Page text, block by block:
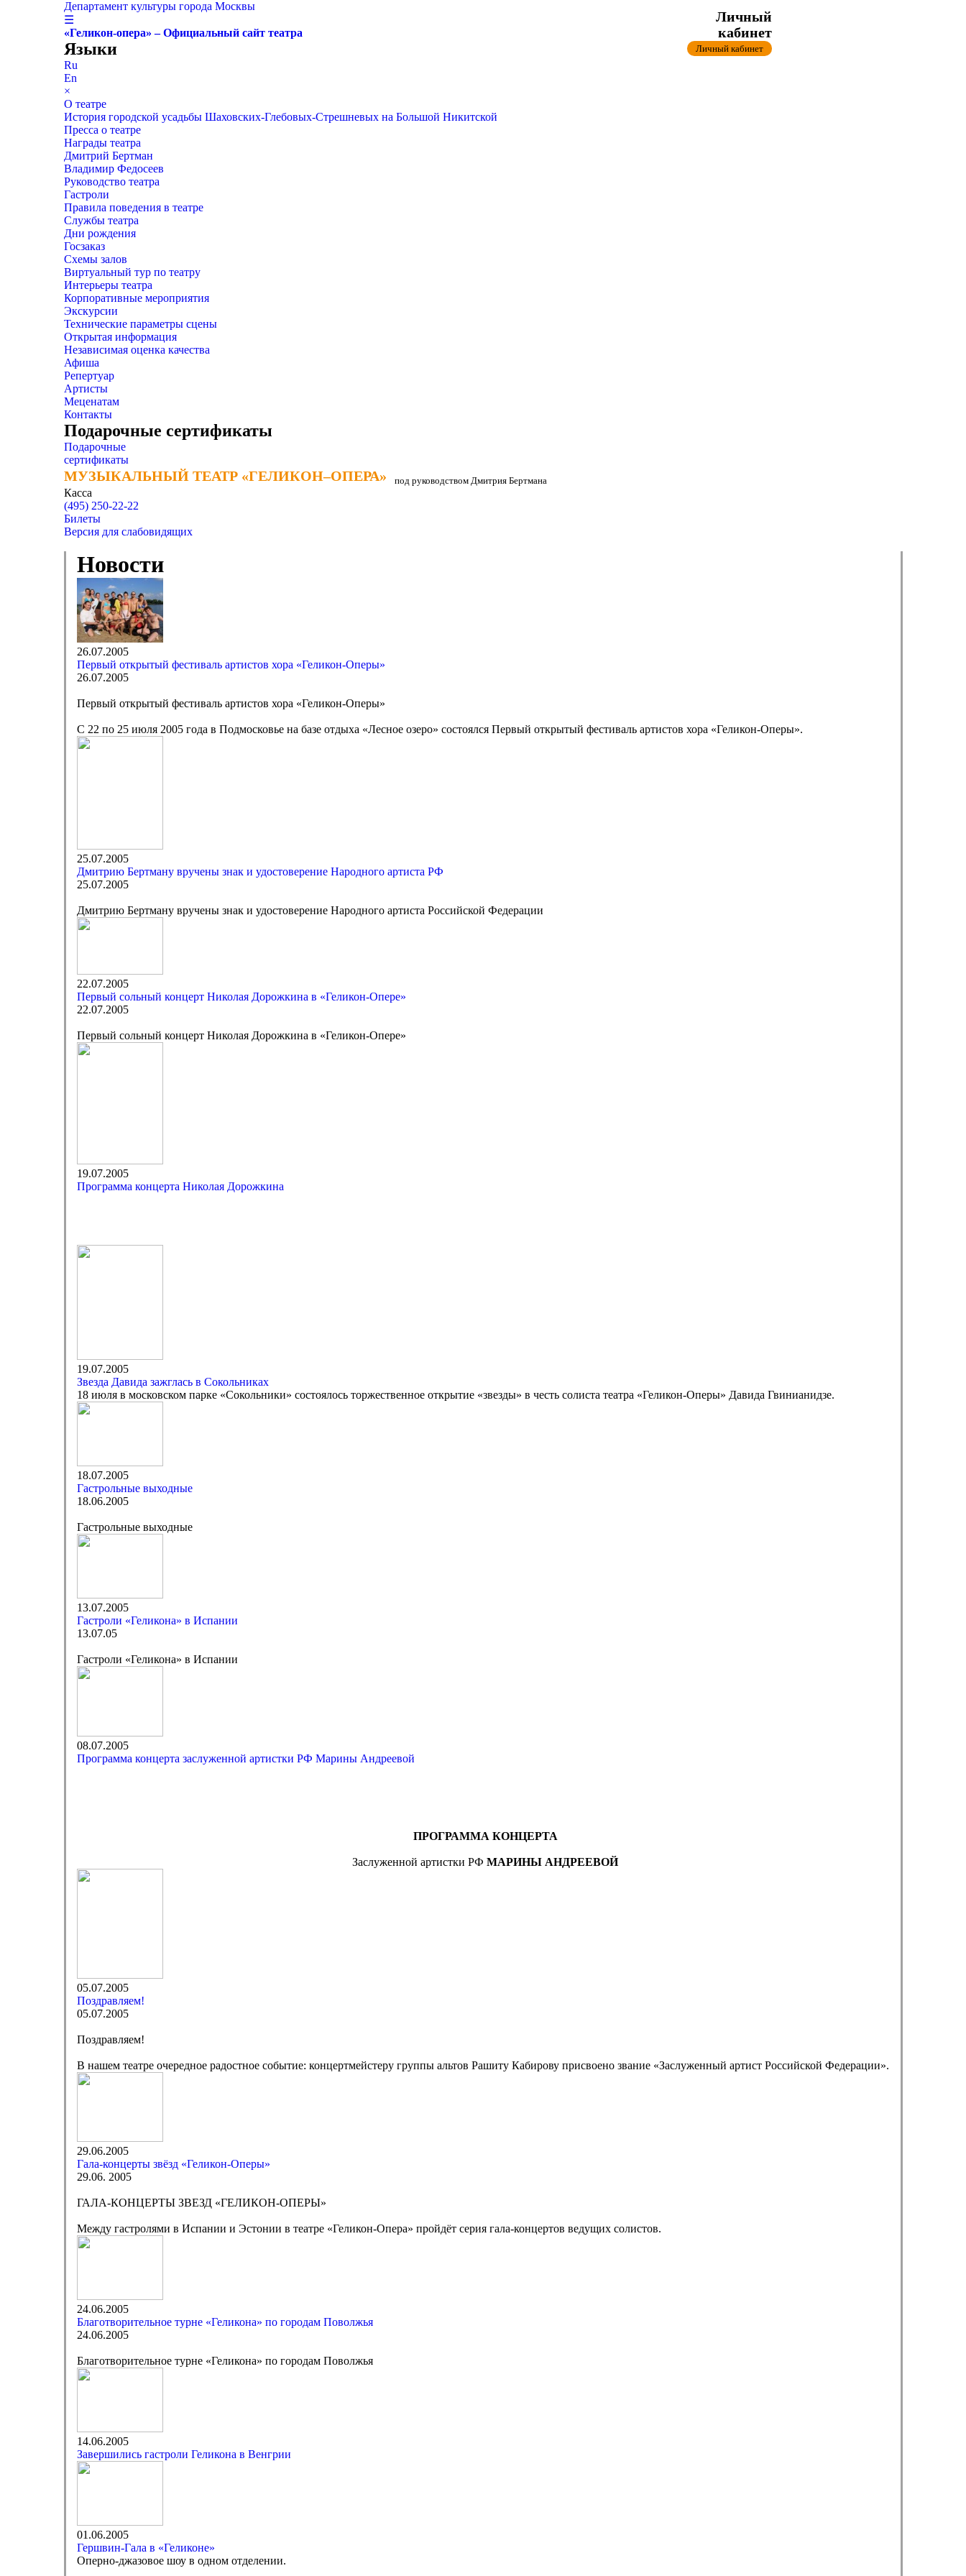
Департамент культуры города Москвы
☰
«Геликон-опера» – Официальный сайт театра
Языки
Ru
En
×
О театре
История городской усадьбы Шаховских-Глебовых-Стрешневых на Большой Никитской
Пресса о театре
Награды театра
Дмитрий Бертман
Владимир Федосеев
Руководство театра
Гастроли
Правила поведения в театре
Службы театра
Дни рождения
Госзаказ
Схемы залов
Виртуальный тур по театру
Интерьеры театра
Корпоративные мероприятия
Экскурсии
Технические параметры сцены
Открытая информация
Независимая оценка качества
Афиша
Репертуар
Артисты
Меценатам
Контакты
Подарочные сертификаты
Подарочные
сертификаты
МУЗЫКАЛЬНЫЙ ТЕАТР «ГЕЛИКОН–ОПЕРА»
МУЗЫКАЛЬНЫЙ ТЕАТР «ГЕЛИКОН–ОПЕРА» под руководством Дмитрия Бертмана
Касса
(495) 250-22-22
Личный
кабинет
Личный кабинет
Билеты
Версия для слабовидящих
Новости
26.07.2005
Первый открытый фестиваль артистов хора «Геликон-Оперы»
26.07.2005
Первый открытый фестиваль артистов хора «Геликон-Оперы»
С 22 по 25 июля 2005 года в Подмосковье на базе отдыха «Лесное озеро» состоялся Первый открытый фестиваль артистов хора «Геликон-Оперы».
25.07.2005
Дмитрию Бертману вручены знак и удостоверение Народного артиста РФ
25.07.2005
Дмитрию Бертману вручены знак и удостоверение Народного артиста Российской Федерации
22.07.2005
Первый сольный концерт Николая Дорожкина в «Геликон-Опере»
22.07.2005
Первый сольный концерт Николая Дорожкина в «Геликон-Опере»
19.07.2005
Программа концерта Николая Дорожкина
19.07.2005
Звезда Давида зажглась в Сокольниках
18 июля в московском парке «Сокольники» состоялось торжественное открытие «звезды» в честь солиста театра «Геликон-Оперы» Давида Гвинианидзе.
18.07.2005
Гастрольные выходные
18.06.2005
Гастрольные выходные
13.07.2005
Гастроли «Геликона» в Испании
13.07.05
Гастроли «Геликона» в Испании
08.07.2005
Программа концерта заслуженной артистки РФ Марины Андреевой
ПРОГРАММА КОНЦЕРТА
Заслуженной артистки РФ МАРИНЫ АНДРЕЕВОЙ
05.07.2005
Поздравляем!
05.07.2005
Поздравляем!
В нашем театре очередное радостное событие: концертмейстеру группы альтов Рашиту Кабирову присвоено звание «Заслуженный артист Российской Федерации».
29.06.2005
Гала-концерты звёзд «Геликон-Оперы»
29.06. 2005
ГАЛА-КОНЦЕРТЫ ЗВЕЗД «ГЕЛИКОН-ОПЕРЫ»
Между гастролями в Испании и Эстонии в театре «Геликон-Опера» пройдёт серия гала-концертов ведущих солистов.
24.06.2005
Благотворительное турне «Геликона» по городам Поволжья
24.06.2005
Благотворительное турне «Геликона» по городам Поволжья
14.06.2005
Завершились гастроли Геликона в Венгрии
01.06.2005
Гершвин-Гала в «Геликоне»
Оперно-джазовое шоу в одном отделении.